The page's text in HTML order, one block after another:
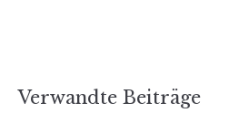
Verwandte Beiträge